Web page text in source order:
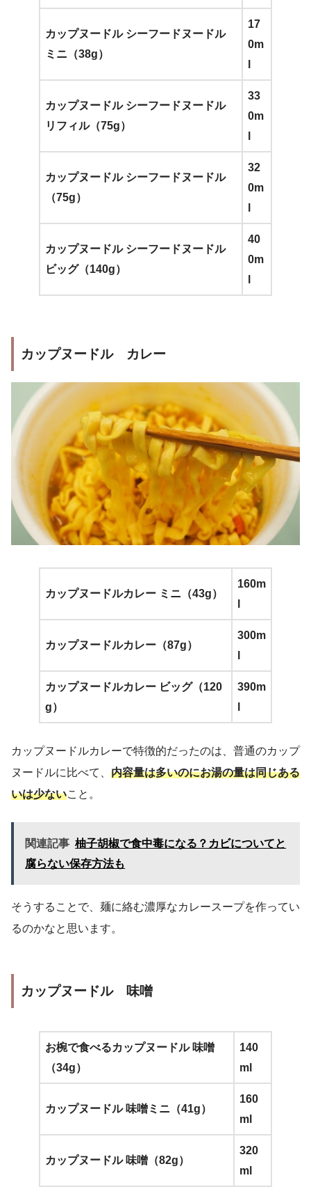
カップヌードル シーフードヌードル
ミニ（38g）
17
0m
l
カップヌードル シーフードヌードル
リフィル（75g）
33
0m
l
カップヌードル シーフードヌードル
（75g）
32
0m
l
カップヌードル シーフードヌードル
ビッグ（140g）
40
0m
l
カップヌードル カレー
カップヌードルカレー ミニ（43g）
160m
l
カップヌードルカレー（87g）
300m
l
カップヌードルカレー ビッグ（120
g）
390m
l
カップヌードルカレーで特徴的だったのは、普通のカップ
ヌードルに比べて、 内容量は多いのにお湯の量は同じある
いは少ないこと。
関連記事 柚子胡椒で食中毒になる？カビについてと
腐らない保存方法も
そうすることで、麺に絡む濃厚なカレースープを作ってい
るのかなと思います。
カップヌードル 味噌
お椀で食べるカップヌードル 味噌
（34g）
140
ml
カップヌードル 味噌ミニ（41g）
160
ml
カップヌードル 味噌（82g）
320
ml